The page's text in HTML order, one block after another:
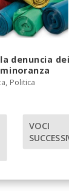
denuncia dei
, Politica
VOCI